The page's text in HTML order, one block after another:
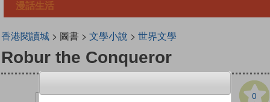
漫話生活
香港閱讀城> 圖書 > 文學小說 > 世界文學
Robur the Conqueror
0